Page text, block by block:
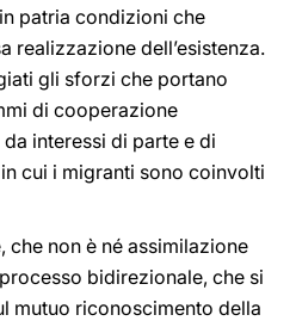
patria condizioni che
realizzazione dell’esistenza.
gli sforzi che portano
di cooperazione
interessi di parte e di
cui i migranti sono coinvolti
che non è né assimilazione
bidirezionale, che si
mutuo riconoscimento della